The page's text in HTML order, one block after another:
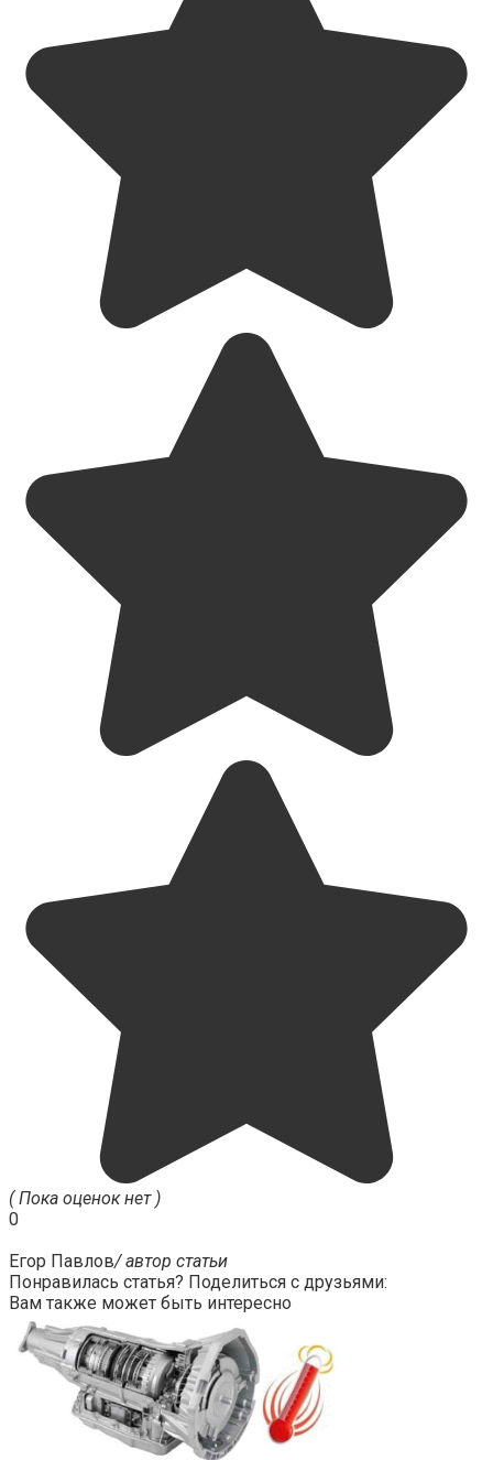
( Пока оценок нет )
0
Егор Павлов/ автор статьи
Понравилась статья? Поделиться с друзьями:
Вам также может быть интересно